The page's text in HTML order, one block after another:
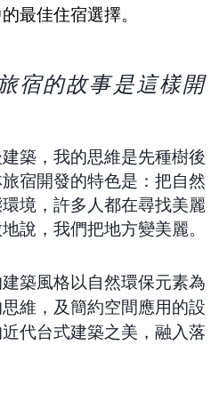
最佳住宿選擇。
宿的故事是這樣開
築，我的思維是先種樹後
宿開發的特色是：把自然
境，許多人都在尋找美麗
說，我們把地方變美麗。
築風格以自然環保元素為
維，及簡約空間應用的設
代台式建築之美，融入落